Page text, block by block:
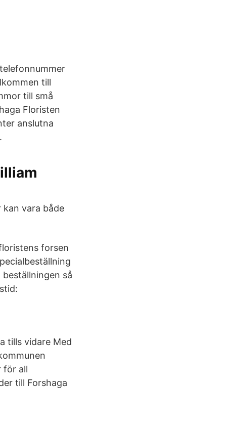
till
till små
Floristen
anslutna
vara både
forsen
så
tills vidare Med
för all
till Forshaga